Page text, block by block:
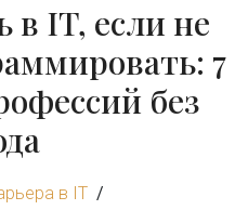
в IT, если не
7
без
в IT